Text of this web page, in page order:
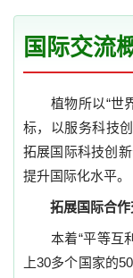
国际交流
植物所以“世
标，以服务科技
拓展国际科技创
提升国际化水平。
拓展国际合
本着“平等互
上30多个国家的50